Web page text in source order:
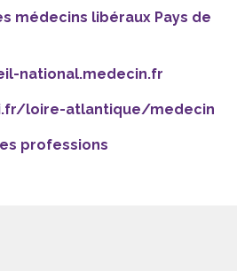
médecins libéraux Pays de
national.medecin.fr
loire-atlantique/medecin
professions